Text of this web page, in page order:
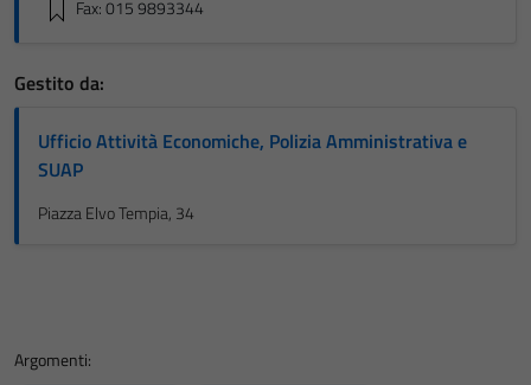
Fax: 015 9893344
Gestito da:
Ufficio Attività Economiche, Polizia Amministrativa e
SUAP
Piazza Elvo Tempia, 34
Argomenti: